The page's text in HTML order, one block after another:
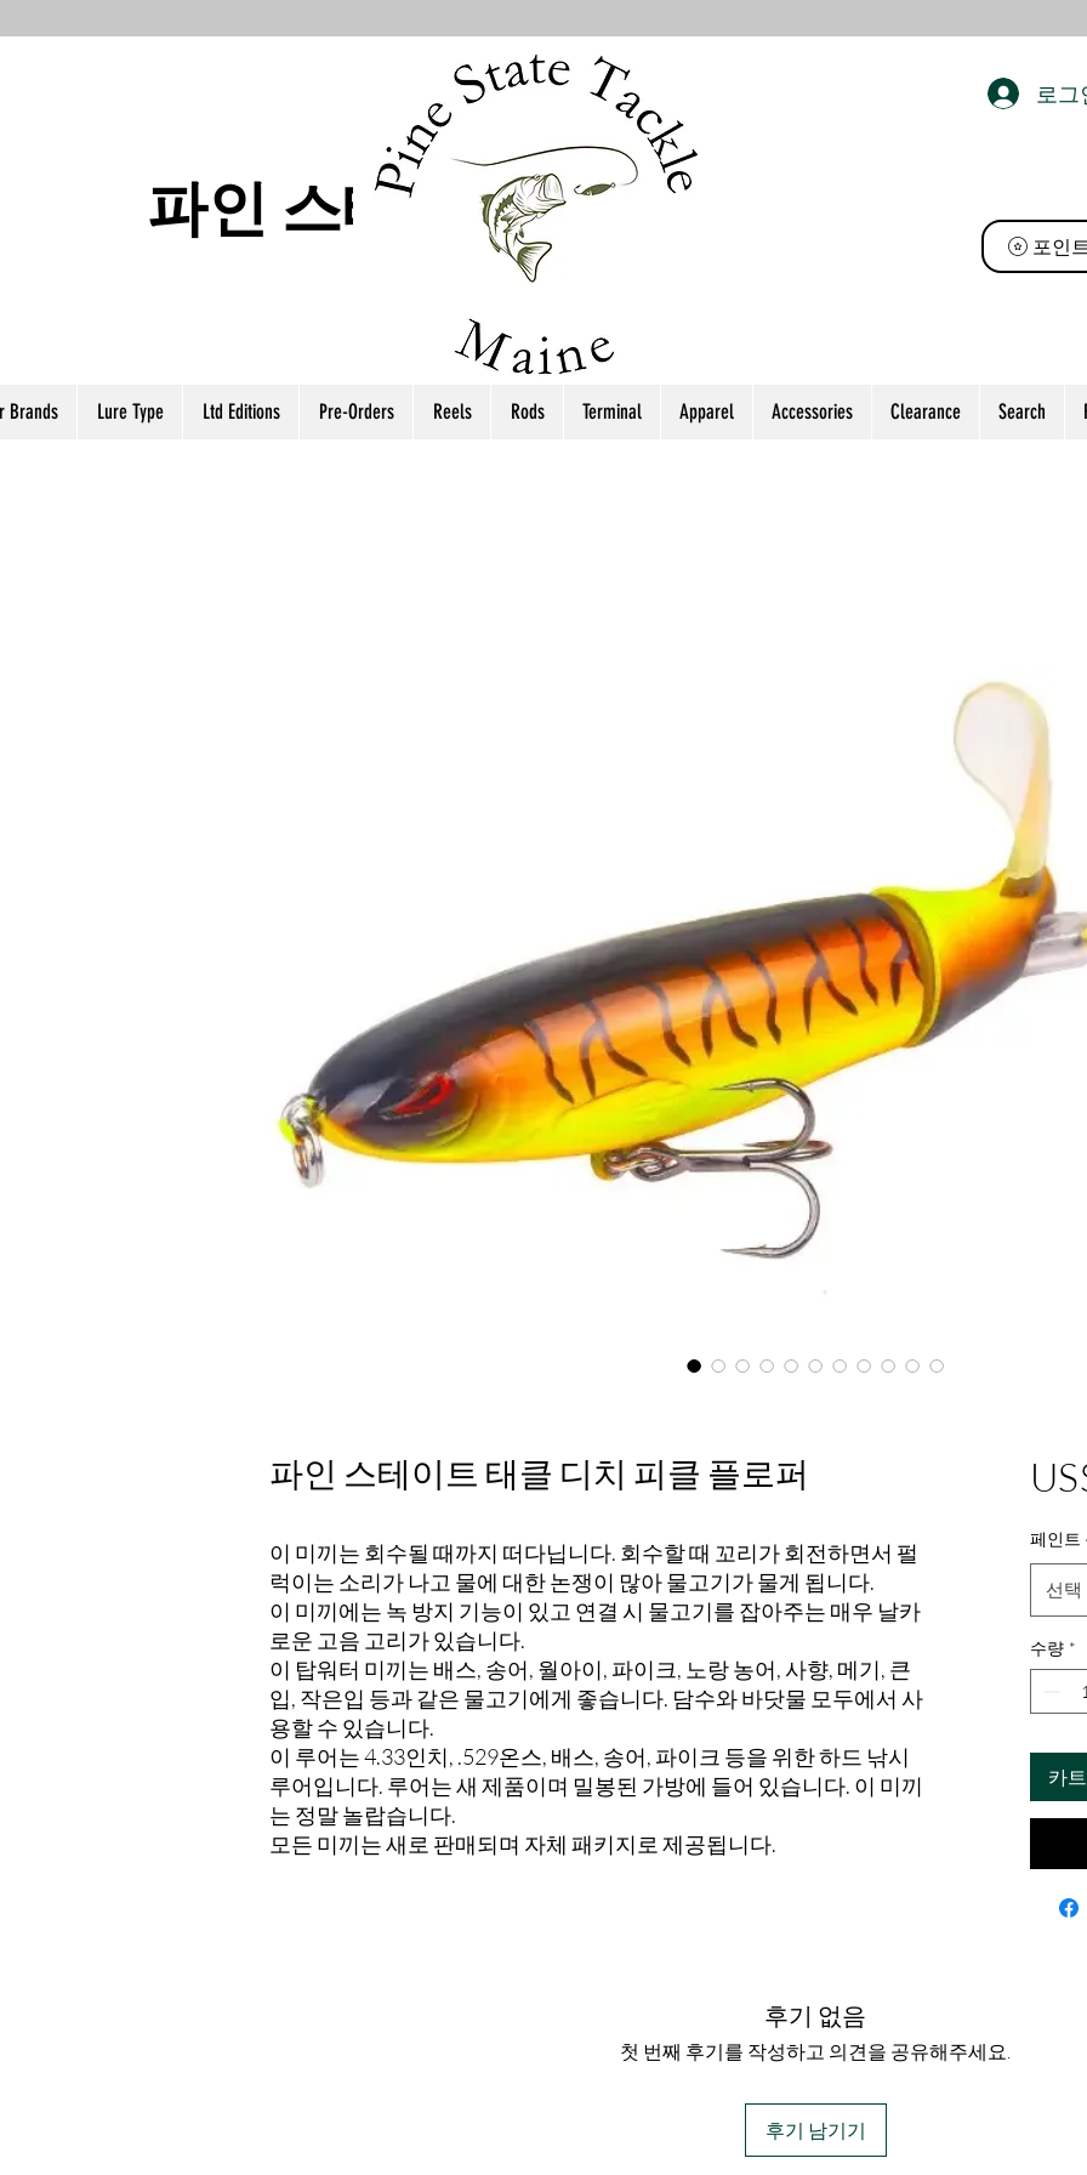
파인 스테이트 태클
로그
포인
Brands Lure Type Ltd Editions Pre-Orders Reels Rods Terminal Apparel Accessories Clearance Search
파인 스테이트 태클 디치 피클 플로퍼
이 미끼는 회수될 때까지 떠다닙니다. 회수할 때 꼬리가 회전하면서 펄
럭이는 소리가 나고 물에 대한 논쟁이 많아 물고기가 물게 됩니다.
이 미끼에는 녹 방지 기능이 있고 연결 시 물고기를 잡아주는 매우 날카
로운 고음 고리가 있습니다.
이 탑워터 미끼는 배스, 송어, 월아이, 파이크, 노랑 농어, 사향, 메기, 큰
입, 작은입 등과 같은 물고기에게 좋습니다. 담수와 바닷물 모두에서 사
용할 수 있습니다.
이 루어는 4.33인치, .529온스, 배스, 송어, 파이크 등을 위한 하드 낚시
루어입니다. 루어는 새 제품이며 밀봉된 가방에 들어 있습니다. 이 미끼
는 정말 놀랍습니다.
모든 미끼는 새로 판매되며 자체 패키지로 제공됩니다.
페인트
선택
수량 *
카
후기 없음
첫 번째 후기를 작성하고 의견을 공유해주세요.
후기 남기기